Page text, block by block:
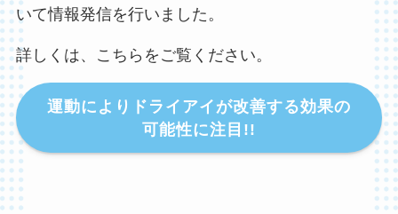
いて情報発信を行いました。
詳しくは、こちらをご覧ください。
運動によりドライアイが改善する効果の
可能性に注目!!